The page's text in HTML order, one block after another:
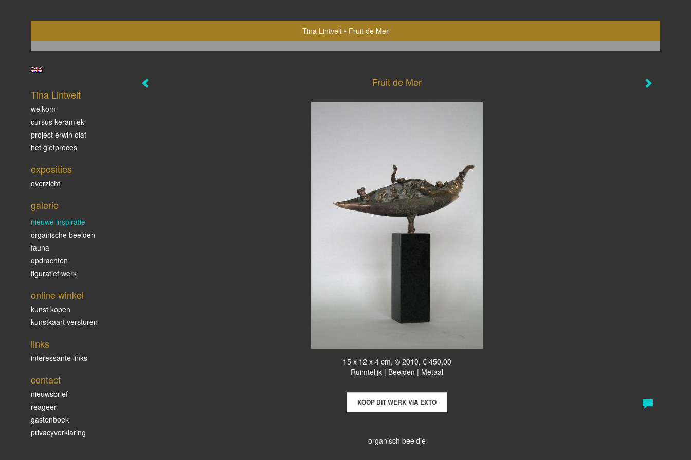
Tina Lintvelt Fruit de Mer
Fruit de Mer
15 x 12 x 4 cm, © 2010, € 450,00
Ruimtelijk | Beelden | Metaal
KOOP DIT WERK VIA EXTO
organisch beeldje
Tina Lintvelt
welkom
cursus keramiek
project erwin olaf
het gietproces
exposities
overzicht
galerie
nieuwe inspiratie
organische beelden
fauna
opdrachten
figuratief werk
online winkel
kunst kopen
kunstkaart versturen
links
interessante links
contact
nieuwsbrief
reageer
gastenboek
privacyverklaring